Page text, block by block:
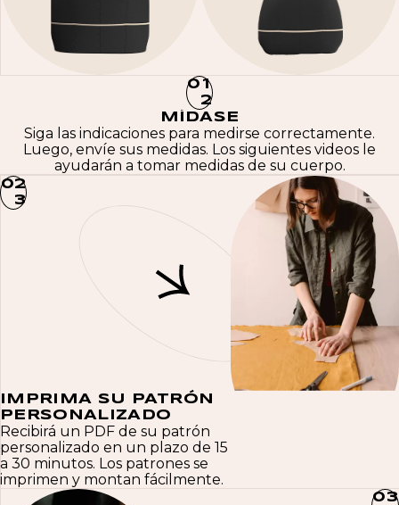
0 1
2
MÍDASE
Siga las indicaciones para medirse correctamente.
Luego, envíe sus medidas. Los siguientes videos le
ayudarán a tomar medidas de su cuerpo.
02
3
IMPRIMA SU PATRÓN
PERSONALIZADO
Recibirá un PDF de su patrón
personalizado en un plazo de 15
a 30 minutos. Los patrones se
imprimen y montan fácilmente.
0 3